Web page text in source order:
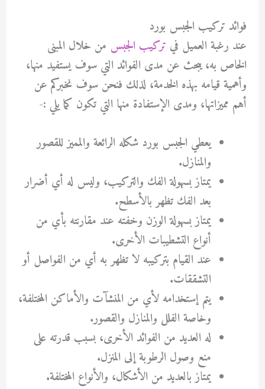
فوائد تركيب الجبس بورد
عند رغبة العميل في تركيب الجبس من خلال المبنى
الخاص به، يبحث عن مدى الفوائد التي سوف يستفيد منها،
وأهمية قيامه بهذه الخدمة، لذلك فنحن سوف نخبركم عن
أهم مميزاتها، ومدى الإستفادة منها التي تكون كما يلي :-
يعطي الجبس بورد شكله الرائعة والمميز للقصور
والمنازل.
يمتاز بسهولة الفك والتركيب، وليس له أي أضرار
بعد الفك تظهر بالأسطح.
يمتاز بسهولة الوزن وخفته عند مقارنته بأي من
أنواع التشطيبات الأخرى.
عند القيام بتركيبه لا تظهر به أي من الفواصل أو
التشققات.
يتم إستخدامه لأي من المنشآت والأماكن المختلفة،
وخاصة الفلل والمنازل والقصور.
له العديد من الفوائد الأخرى، بسبب قدرته على
منع وصول الرطوبة إلى المنزل.
يمتاز بالعديد من الأشكال، والأنواع المختلفة.